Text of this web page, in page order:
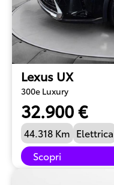
Lexus UX
300e Luxury
32.900 €
44.318 Km Elettrica
Scopri